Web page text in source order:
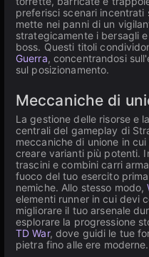
preferisci scenari incentrati
mette nei panni di un
strategicamente i bersagli
boss. Questi titoli
Guerra, concentrandosi
sul posizionamento.
Meccaniche di
La gestione delle risorse e
centrali del gameplay di
meccaniche di unione in
creare varianti più potenti.
trascini e combini carri
fuoco del tuo esercito
nemiche. Allo stesso modo,
elementi runner in cui devi
migliorare il tuo arsenale
esplorare la progressione
TD War, dove guidi le tue
pietra fino alle ere moderne.